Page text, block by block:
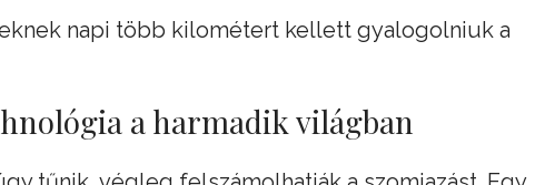
napi több kilométert kellett gyalogolniuk a
a harmadik világban